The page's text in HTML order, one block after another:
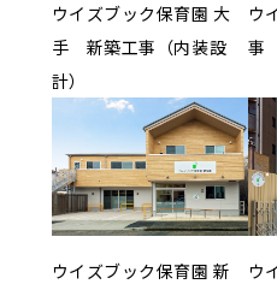
ウイズブック保育園 大
手 新築工事（内装設
計）
ウ
事
ウイズブック保育園 新
ウ